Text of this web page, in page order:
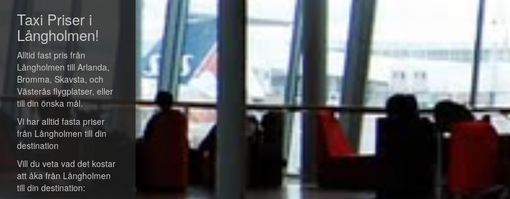
Taxi Priser i
Långholmen!
Alltid fast pris från
Långholmen till Arlanda,
Bromma, Skavsta, och
Västerås flygplatser, eller
till din önska mål.
Vi har alltid fasta priser
från Långholmen till din
destination
Vill du veta vad det kostar
att åka från Långholmen
till din destination: